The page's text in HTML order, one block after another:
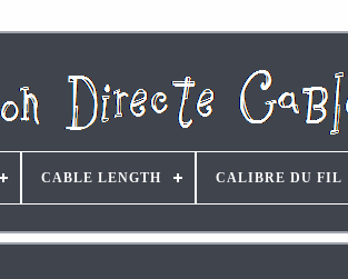
CABLE LENGTH CALIBRE DU FIL